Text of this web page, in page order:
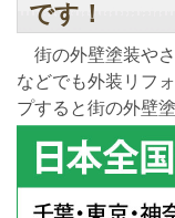
です！
街の外壁塗装や
などでも外装リフ
プすると街の外壁